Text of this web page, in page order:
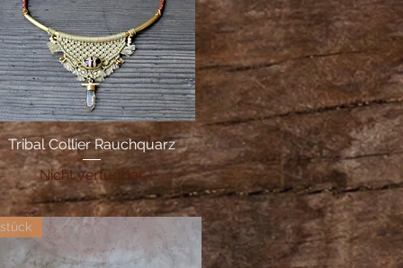
Schnellansicht
Tribal Collier Rauchquarz
Nicht verfügbar